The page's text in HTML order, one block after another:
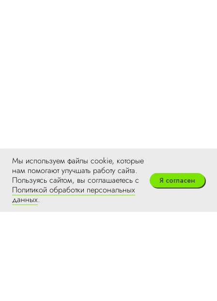
Мы используем файлы cookie, которые
нам помогают улучшать работу сайта.
Пользуясь сайтом, вы соглашаетесь с
Политикой обработки персональных
данных.
Я согласен